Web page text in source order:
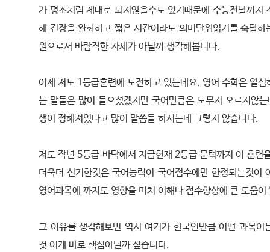
가 평소처럼 제대로 되지않을수도 있기때문에 수능전날까지
해 긴장을 완화하고 짧은 시간이라도 의미단위읽기를 숙달하
원으로서 바람직한 자세가 아닐까 생각해봅니다.
이제 저도 1등급훈련에 도전하고 있는데요. 영어 수학은 열심
는 말들은 많이 들으셨겠지만 국어만큼은 도무지 오르지않
생이 정해져있다고 많이 말씀들 하시는데 그렇지 않습니다.
저도 작년 5등급 바닥에서 지금현재 2등급 문턱까지 이 훈련
더욱더 신기한것은 국어능력이 국어점수에만 한정되는것이
영어과목에 까지도 영향을 미쳐 이해나 점수향상에 큰 도움이
그 이유를 생각해보면 역시 여기가 한국인만큼 어떤 과목이
것 이게 바로 핵심아닐까 싶습니다.